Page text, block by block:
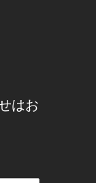
はお